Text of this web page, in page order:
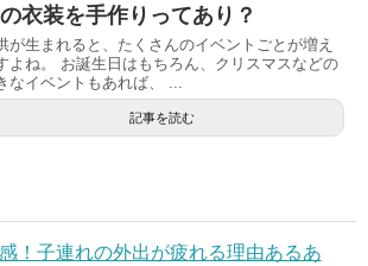
衣装を手作りってあり？
が生まれると、たくさんのイベントごとが増え
よね。 お誕生日はもちろん、クリスマスなどの
なイベントもあれば、 ...
記事を読む
！子連れの外出が疲れる理由あるあ